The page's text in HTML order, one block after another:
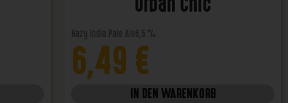
6,49 €
IN DEN WARENKORB